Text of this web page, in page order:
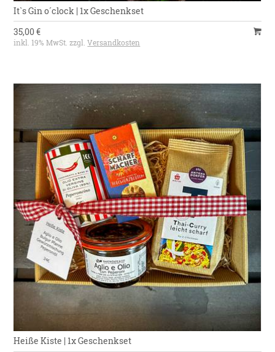
It`s Gin o´clock | 1x Geschenkset
35,00 €
inkl. 19% MwSt. zzgl.Versandkosten
Heiße Kiste | 1x Geschenkset